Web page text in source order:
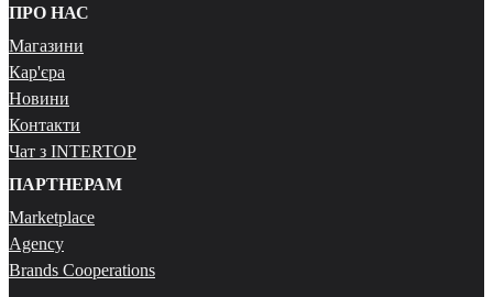
ПРО НАС
Магазини
Кар'єра
Новини
Контакти
Чат з INTERTOP
ПАРТНЕРАМ
Marketplace
Agency
Brands Cooperations